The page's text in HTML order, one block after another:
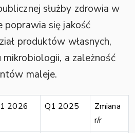
służby zdrowia w
poprawia się jakość
produktów własnych,
a zależność
maleje.
2026 Q1 2025
Zmiana
r/r